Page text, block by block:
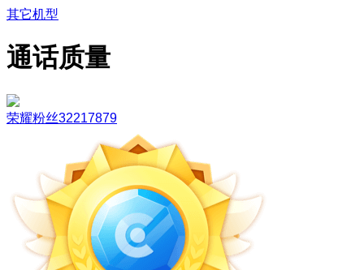
其它机型
通话质量
荣耀粉丝32217879